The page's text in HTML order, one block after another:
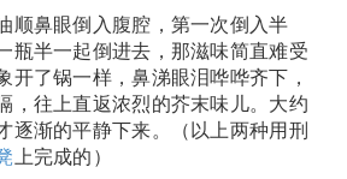
顺鼻眼倒入腹腔，第一次倒入半
瓶半一起倒进去，那滋味简直难受
开了锅一样，鼻涕眼泪哗哗齐下，
，往上直返浓烈的芥末味儿。大约
逐渐的平静下来。（以上两种用刑
上完成的）